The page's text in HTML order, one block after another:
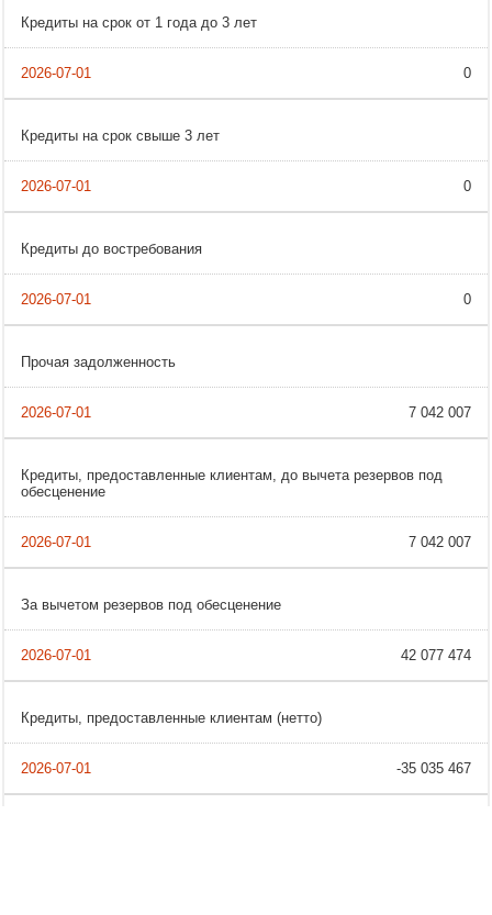
Кредиты на срок от 1 года до 3 лет
0
Кредиты на срок свыше 3 лет
0
Кредиты до востребования
0
Прочая задолженность
7 042 007
Кредиты, предоставленные клиентам, до вычета резервов под
обесценение
7 042 007
За вычетом резервов под обесценение
42 077 474
Кредиты, предоставленные клиентам (нетто)
-35 035 467